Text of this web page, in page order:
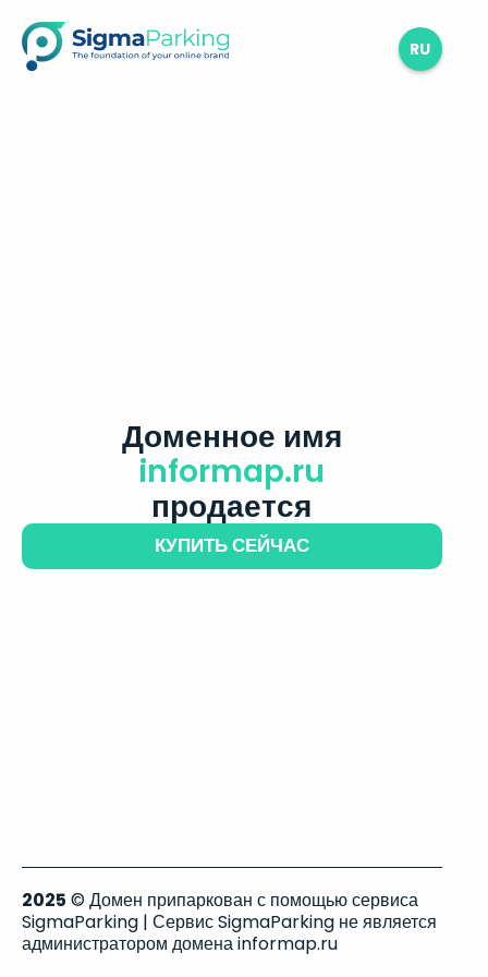
RU
Доменное имя
informap.ru
продается
КУПИТЬ СЕЙЧАС
2025 © Домен припаркован с помощью сервиса
SigmaParking | Сервис SigmaParking не является
администратором домена informap.ru